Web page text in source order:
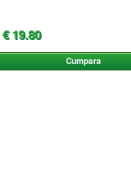
€ 19.80
Cumpara